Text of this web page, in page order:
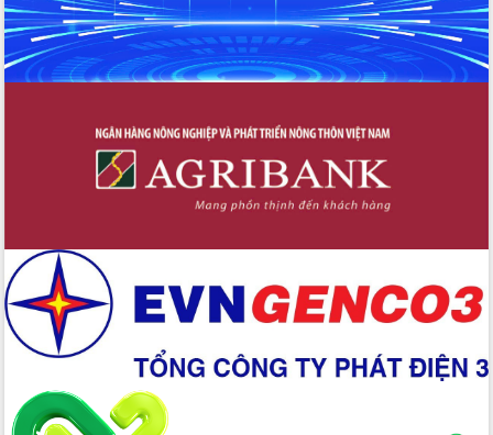
Kỳ họp Chuyên đề lần thứ Năm, HĐND
tỉnh Đắk Lắk thông qua các nghị quyết
quan trọng
Thống nhất danh sách giới thiệu ứng
biểu HĐND tỉnh Đắk Lắk, nhiệm kỳ
Phát động hai phong trào thi đua quan
tác bầu cử tỉnh Đắk Lắk
Hội nghị Báo cáo viên Trung ương
tháng 01/2026
Phó Thủ tướng Hồ Quốc Dũng đánh giá
cao kết quả Chiến dịch Quang Trung
Hội nghị Ban Chấp hành Đảng bộ tỉnh
Đắk Lắk lần thứ 2 (mở rộng)